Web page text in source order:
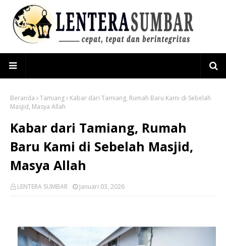
Beranda Tamiang
Kabar dari Tamiang, Rumah Baru Kami di Sebelah
Masjid, Masya Allah
Kabar dari Tamiang, Rumah
Baru Kami di Sebelah Masjid,
Masya Allah
LENTERA SUMBAR Januari 03, 2026